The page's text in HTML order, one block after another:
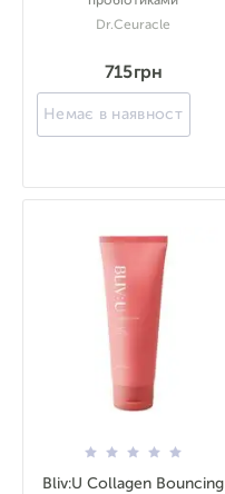
Dr.Ceuracle
715 грн
Немає в наявності
Bliv:U Collagen Bouncing